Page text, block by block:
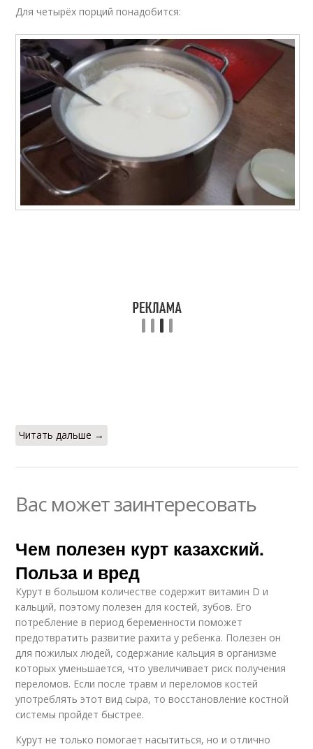
Для четырёх порций понадобится:
Читать дальше →
Вас может заинтересовать
Чем полезен курт казахский.
Польза и вред
Курут в большом количестве содержит витамин D и
кальций, поэтому полезен для костей, зубов. Его
потребление в период беременности поможет
предотвратить развитие рахита у ребенка. Полезен он
для пожилых людей, содержание кальция в организме
которых уменьшается, что увеличивает риск получения
переломов. Если после травм и переломов костей
употреблять этот вид сыра, то восстановление костной
системы пройдет быстрее.
Курут не только помогает насытиться, но и отлично